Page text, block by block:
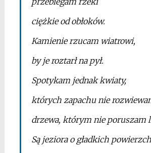
ciężkie od obłoków.
Kamienie rzucam wiatrowi,
by je roztarł na pył.
Spotykam jednak kwiaty,
których zapachu nie
drzewa, którym nie poruszam
Są jeziora o gładkich